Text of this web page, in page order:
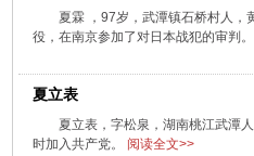
夏霖 ，97岁，武潭镇石桥村人，
役，在南京参加了对日本战犯的审判。
夏立表
夏立表，字松泉，湖南桃江武潭
时加入共产党。
阅读全文>>